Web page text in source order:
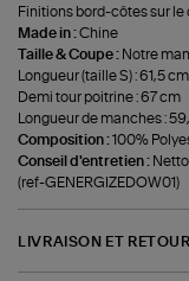
Finitions bord-côtes sur le
Made in :Chine
Taille & Coupe : Notre
Longueur (taille S) : 61,5 cm
Demi tour poitrine : 67 cm
Longueur de manches :
Composition :100%
Conseil d'entretien :
(ref-GENERGIZEDOW01)
LIVRAISON ET RETOUR